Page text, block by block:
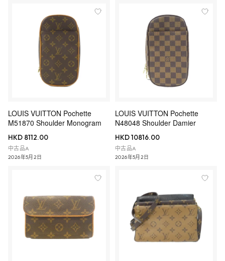
LOUIS VUITTON Pochette
M51870 Shoulder Monogram
HKD 8112.00
中古品A
2026年5月2日
LOUIS VUITTON Pochette
N48048 Shoulder Damier
HKD 10816.00
中古品A
2026年5月2日